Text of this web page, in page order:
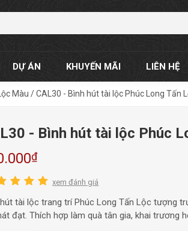
DỰ ÁN KHUYẾN MÃI LIÊN HỆ
Màu /CAL30 - Bình hút tài lộc Phúc Long Tấn
- Bình hút tài lộc Phúc
₫
xem đánh giá
tài lộc trang trí Phúc Long Tấn Lộc tượng
đạt. Thích hợp làm quà tân gia, khai trương